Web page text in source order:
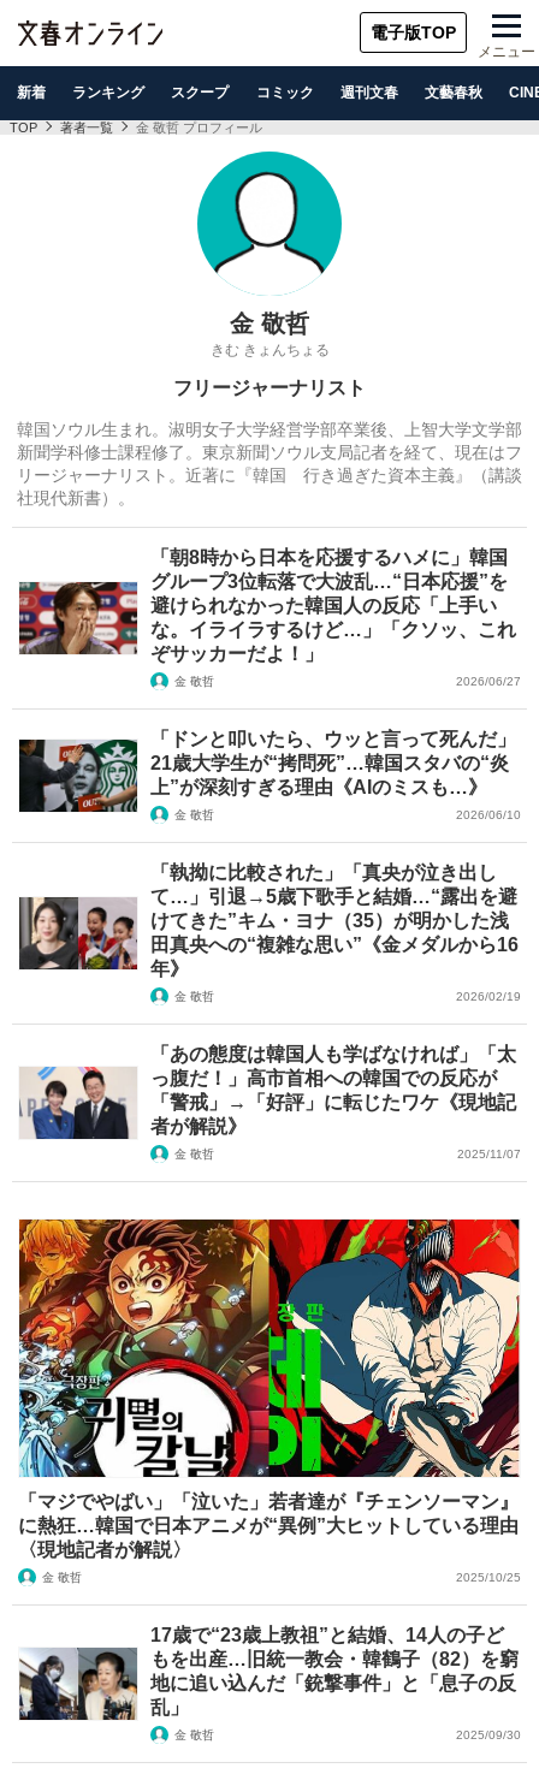
電子版TOP
メニュー
新着 ランキング スクープ コミック 週刊文春 文藝春秋
TOP 著者一覧 金 敬哲 プロフィール
金 敬哲
きむ きょんちょる
フリージャーナリスト
韓国ソウル生まれ。淑明女子大学経営学部卒業後、上智大学文学部
新聞学科修士課程修了。東京新聞ソウル支局記者を経て、現在はフ
リージャーナリスト。近著に『韓国 行き過ぎた資本主義』（講談
社現代新書）。
「朝8時から日本を応援するハメに」韓国
グループ3位転落で大波乱…“日本応援”を
避けられなかった韓国人の反応「上手い
な。イライラするけど…」「クソッ、これ
ぞサッカーだよ！」
金 敬哲 2026/06/27
「ドンと叩いたら、ウッと言って死んだ」
21歳大学生が“拷問死”…韓国スタバの“炎
上”が深刻すぎる理由《AIのミスも…》
金 敬哲 2026/06/10
「執拗に比較された」「真央が泣き出し
て…」引退→5歳下歌手と結婚…“露出を避
けてきた”キム・ヨナ（35）が明かした浅
田真央への“複雑な思い”《金メダルから16
年》
金 敬哲 2026/02/19
「あの態度は韓国人も学ばなければ」「太
っ腹だ！」高市首相への韓国での反応が
「警戒」→「好評」に転じたワケ《現地記
者が解説》
金 敬哲 2025/11/07
「マジでやばい」「泣いた」若者達が『チェンソーマン』
に熱狂…韓国で日本アニメが“異例”大ヒットしている理由
〈現地記者が解説〉
金 敬哲 2025/10/25
17歳で“23歳上教祖”と結婚、14人の子ど
もを出産…旧統一教会・韓鶴子（82）を窮
地に追い込んだ「銃撃事件」と「息子の反
乱」
金 敬哲 2025/09/30